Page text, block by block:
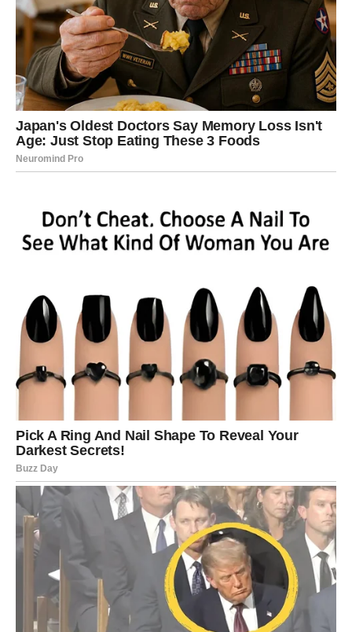
Za Blizance februar počinje naizgled mirno, ali jedna
poruka, poziv ili susret menja sve.
Oni će konačno dobiti objašnjenje za nečije ponašanje iz
prošlosti. Neko ko je nestao bez reči vraća se sa istinom
koju Blizanci moraju da čuju.
Ta istina donosi zatvaranje jednog poglavlja, ali i
nisu pogrešili, već da su jednostavno bili deo tuđe borbe.
Ovo saznanje ih oslobađa emotivnog tereta koji nose već
LAV – ISTINA O
PRIJATELJSTVU I IZDAJI
Lavovi će u februaru saznati nešto što ih može na
Istina o jednoj osobi iz njihovog kruga izlazi na videlo.
Saznaće ko im nije želeo dobro i ko je pričao iza leđa.
Ipak, ova istina ne dolazi da ih povredi, već da im očisti
prostor. Nakon toga, u njihov život ulaze ljudi koji su
iskreni, lojalni i pravi.
Lav shvata da gubitak nekih ljudi nije gubitak, već dobitak.